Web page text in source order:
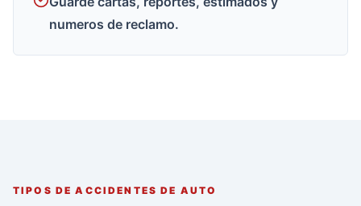
numeros de reclamo.
TIPOS DE ACCIDENTES DE AUTO